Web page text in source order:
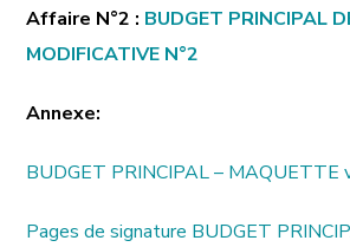
Affaire N°2 : BUDGET PRINCIPAL
MODIFICATIVE N°2
Annexe:
BUDGET PRINCIPAL – MAQUETTE
Pages de signature BUDGET